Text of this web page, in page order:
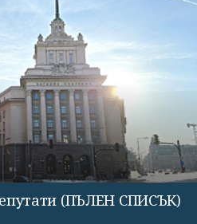
(ПЪЛЕН СПИСЪК)